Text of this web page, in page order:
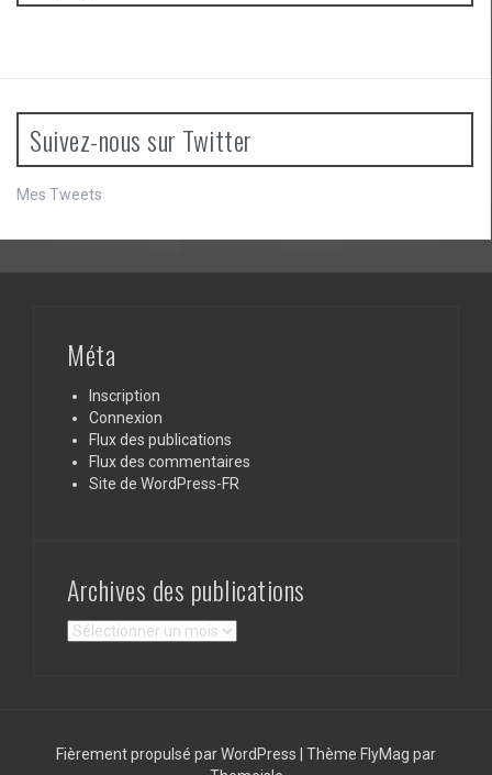
Suivez-nous sur Twitter
Mes Tweets
Méta
Inscription
Connexion
Flux des publications
Flux des commentaires
Site de WordPress-FR
Archives des publications
Archives
Fièrement propulsé par WordPress Thème FlyMag par